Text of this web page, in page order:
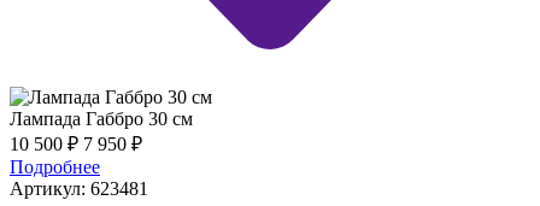
Лампада Габбро 30 см
10 500 ₽ 7 950 ₽
Подробнее
Артикул: 623481